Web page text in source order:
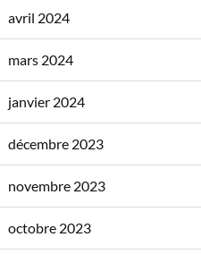
avril 2024
mars 2024
janvier 2024
décembre 2023
novembre 2023
octobre 2023